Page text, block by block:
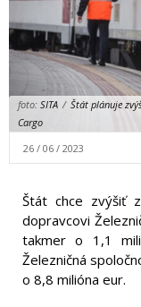
foto: SITA / Štát plánuje
Cargo
26 / 06 / 2023
Štát chce zvýšiť
dopravcovi
takmer o 1,1
Železničná
o 8,8 milióna eur.